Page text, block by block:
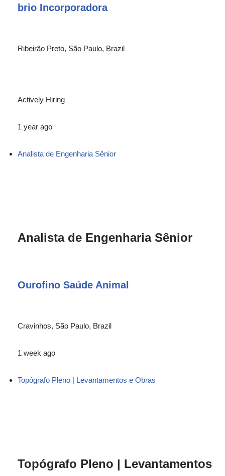
brio Incorporadora
Ribeirão Preto, São Paulo, Brazil
Actively Hiring
1 year ago
Analista de Engenharia Sênior
Analista de Engenharia Sênior
Ourofino Saúde Animal
Cravinhos, São Paulo, Brazil
1 week ago
Topógrafo Pleno | Levantamentos e Obras
Topógrafo Pleno | Levantamentos